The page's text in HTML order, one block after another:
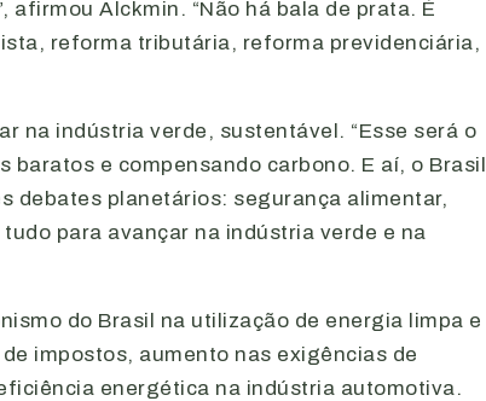
Alckmin. “Não há bala de prata. É
reforma tributária, reforma previdenciária,
na indústria verde, sustentável. “Esse será o
baratos e compensando carbono. E aí, o Brasil
debates planetários: segurança alimentar,
para avançar na indústria verde e na
do Brasil na utilização de energia limpa e
impostos, aumento nas exigências de
energética na indústria automotiva.